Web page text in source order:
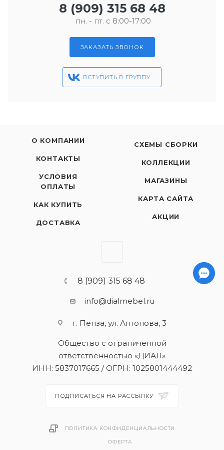
8 (909) 315 68 48
пн. - пт. с 8:00-17:00
ЗАКАЗАТЬ ЗВОНОК
ВСТУПИТЬ В ГРУППУ
О КОМПАНИИ
КОНТАКТЫ
УСЛОВИЯ
ОПЛАТЫ
КАК КУПИТЬ
ДОСТАВКА
СХЕМЫ СБОРКИ
КОЛЛЕКЦИИ
МАГАЗИНЫ
КАРТА САЙТА
АКЦИИ
8 (909) 315 68 48
info@dialmebel.ru
г. Пенза, ул. Антонова, 3
Общество с ограниченной
ответственностью «ДИАЛ»
ИНН: 5837017665 / ОГРН: 1025801444492
ПОДПИСАТЬСЯ НА РАССЫЛКУ
ПОЛИТИКА КОНФИДЕНЦИАЛЬНОСТИ
ОФЕРТА